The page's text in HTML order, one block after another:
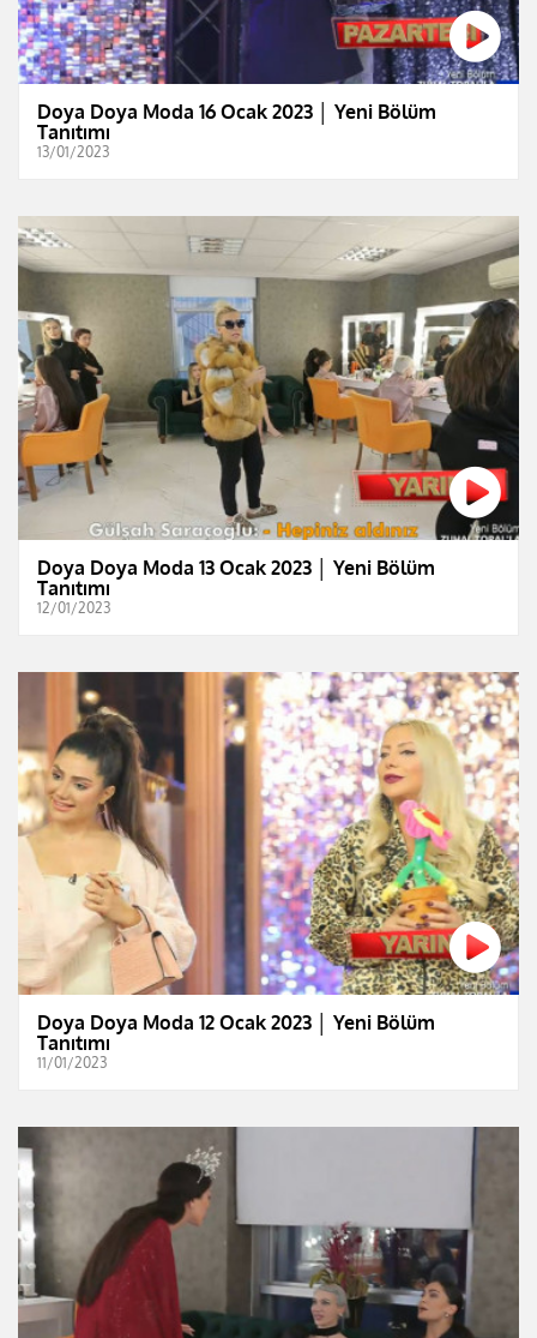
Doya Doya Moda 16 Ocak 2023 │ Yeni Bölüm
Tanıtımı
13/01/2023
Doya Doya Moda 13 Ocak 2023 │ Yeni Bölüm
Tanıtımı
12/01/2023
Doya Doya Moda 12 Ocak 2023 │ Yeni Bölüm
Tanıtımı
11/01/2023